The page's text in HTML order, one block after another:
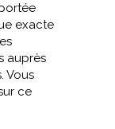
exacte
auprès
Vous
ce